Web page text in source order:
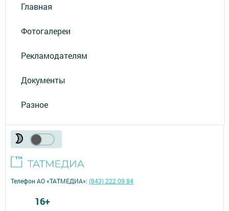
Главная
Фотогалереи
Рекламодателям
Документы
Разное
Телефон АО «ТАТМЕДИА»:(843) 222 09 84
16+